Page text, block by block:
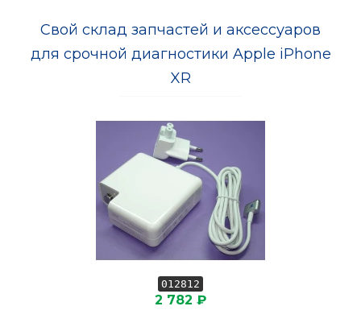
Свой склад запчастей и аксессуаров
для срочной диагностики Apple iPhone
XR
012812
2 782 ₽